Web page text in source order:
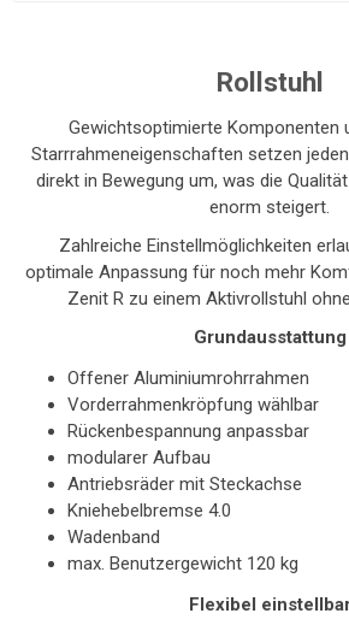
Rollstuhl
Gewichtsoptimierte Komponenten
Starrrahmeneigenschaften setzen
direkt in Bewegung um, was die
enorm steigert.
Zahlreiche Einstellmöglichkeiten
optimale Anpassung für noch mehr
Zenit R zu einem Aktivrollstuhl
Grundausstattung
Offener Aluminiumrohrrahmen
Vorderrahmenkröpfung wählbar
Rückenbespannung anpassbar
modularer Aufbau
Antriebsräder mit Steckachse
Kniehebelbremse 4.0
Wadenband
max. Benutzergewicht 120 kg
Flexibel